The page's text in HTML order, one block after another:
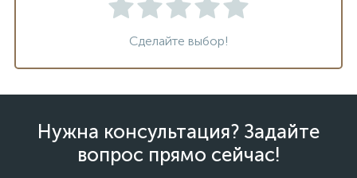
Сделайте выбор!
Нужна консультация? Задайте
вопрос прямо сейчас!